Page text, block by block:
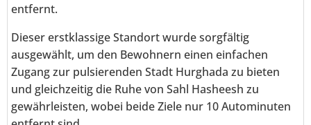
entfernt.
Dieser erstklassige Standort wurde sorgfältig
ausgewählt, um den Bewohnern einen einfachen
Zugang zur pulsierenden Stadt Hurghada zu bieten
und gleichzeitig die Ruhe von Sahl Hasheesh zu
gewährleisten, wobei beide Ziele nur 10 Autominuten